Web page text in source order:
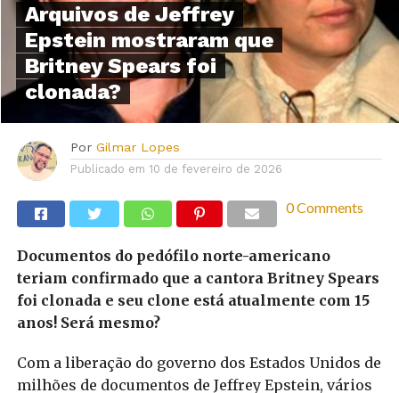
Arquivos de Jeffrey
Epstein mostraram que
Britney Spears foi
clonada?
Por Gilmar Lopes
Publicado em 10 de fevereiro de 2026
0 Comments
Documentos do pedófilo norte-americano
teriam confirmado que a cantora Britney Spears
foi clonada e seu clone está atualmente com 15
anos! Será mesmo?
Com a liberação do governo dos Estados Unidos de
milhões de documentos de Jeffrey Epstein, vários